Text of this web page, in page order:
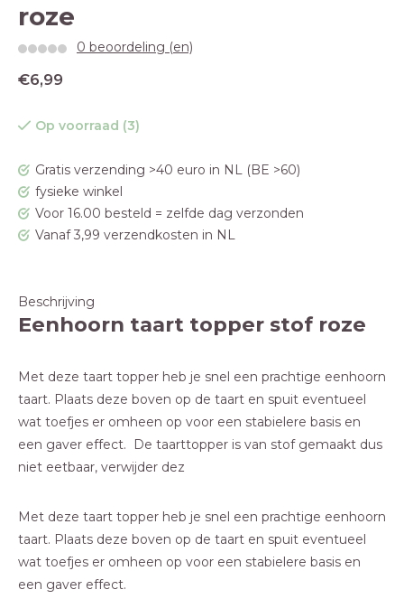
roze
0 beoordeling (en)
€6,99
Op voorraad (3)
Gratis verzending >40 euro in NL (BE >60)
fysieke winkel
Voor 16.00 besteld = zelfde dag verzonden
Vanaf 3,99 verzendkosten in NL
Beschrijving
Eenhoorn taart topper stof roze
Met deze taart topper heb je snel een prachtige eenhoorn
taart. Plaats deze boven op de taart en spuit eventueel
wat toefjes er omheen op voor een stabielere basis en
een gaver effect. De taarttopper is van stof gemaakt dus
niet eetbaar, verwijder dez
Met deze taart topper heb je snel een prachtige eenhoorn
taart. Plaats deze boven op de taart en spuit eventueel
wat toefjes er omheen op voor een stabielere basis en
een gaver effect.